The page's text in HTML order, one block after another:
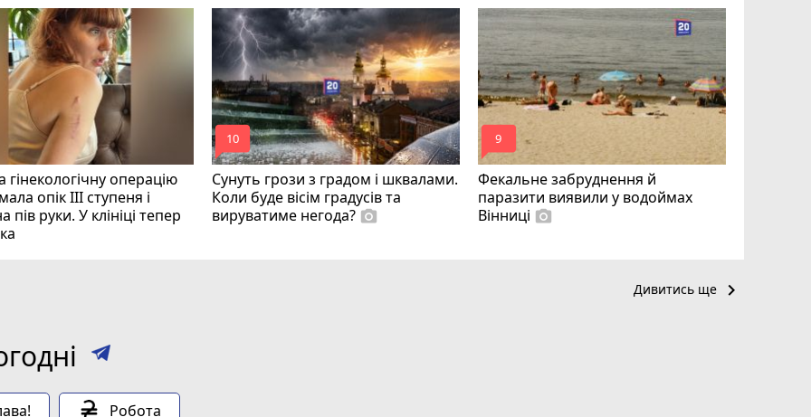
гінекологічну операцію
опік ІІІ ступеня і
пів руки. У клініці тепер
Сунуть грози з градом і шквалами.
Коли буде вісім градусів та
вируватиме негода? photo_camera
mode_comment
10
Фекальне забруднення й
паразити виявили у водоймах
Вінниці photo_camera
mode_comment
9
Дивитись ще keyboard_arrow_right
Робота